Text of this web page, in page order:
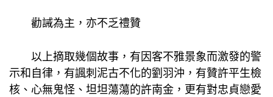
勸誡為主，亦不乏禮贊
以上摘取幾個故事，有因客不雅景象而激發的警
示和自律，有諷刺泥古不化的劉羽沖，有贊許平生檢
核、心無鬼怪、坦坦蕩蕩的許南金，更有對忠貞戀愛